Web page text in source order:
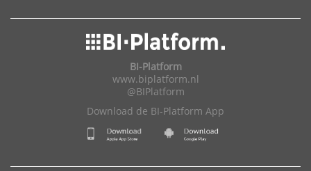
BI-Platform
www.biplatform.nl
@BIPlatform
Download de BI-Platform App